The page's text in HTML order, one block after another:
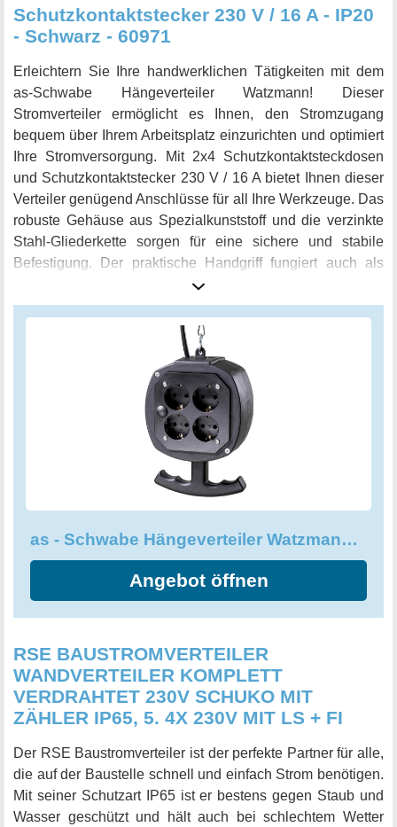
Schutzkontaktstecker 230 V / 16 A - IP20
- Schwarz - 60971
Erleichtern Sie Ihre handwerklichen Tätigkeiten mit dem
as-Schwabe Hängeverteiler Watzmann! Dieser
Stromverteiler ermöglicht es Ihnen, den Stromzugang
bequem über Ihrem Arbeitsplatz einzurichten und optimiert
Ihre Stromversorgung. Mit 2x4 Schutzkontaktsteckdosen
und Schutzkontaktstecker 230 V / 16 A bietet Ihnen dieser
Verteiler genügend Anschlüsse für all Ihre Werkzeuge. Das
robuste Gehäuse aus Spezialkunststoff und die verzinkte
Stahl-Gliederkette sorgen für eine sichere und stabile
Befestigung. Der praktische Handgriff fungiert auch als
Werkzeug-Haken und die 3 m lange Anschlussleitung gibt
Ihnen ausreichend Flexibilität bei der Platzierung. Dieser
Werkstatt-Artikel überzeugt mit höchster Qualität,
schwäbischer Präzision, Zuverlässigkeit und Innovation.
Der as-Schwabe Hängeverteiler Watzmann ist perfekt für
handwerkliche Tätigkeiten in Innenbereichen, wie
Werkstätten und Garagen geeignet. Holen Sie sich jetzt
den Verteiler, der Ihre Stromversorgung optimal organisiert!
as - Schwabe Hängeverteiler Watzmann - Stromverteiler mit 3 m Anschlusskabel, 60971
Angebot öffnen
RSE BAUSTROMVERTEILER
WANDVERTEILER KOMPLETT
VERDRAHTET 230V SCHUKO MIT
ZÄHLER IP65, 5. 4X 230V MIT LS + FI
Der RSE Baustromverteiler ist der perfekte Partner für alle,
die auf der Baustelle schnell und einfach Strom benötigen.
Mit seiner Schutzart IP65 ist er bestens gegen Staub und
Wasser geschützt und hält auch bei schlechtem Wetter